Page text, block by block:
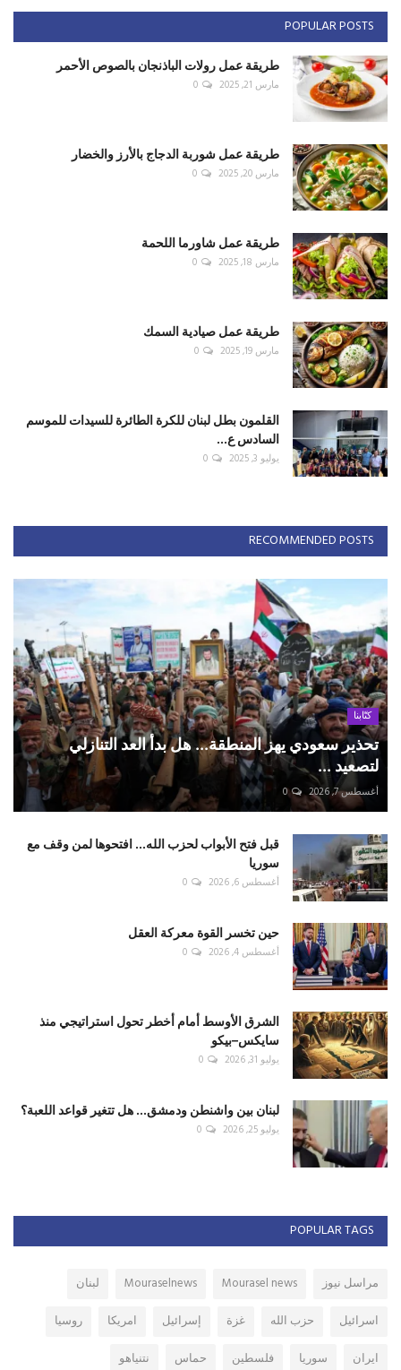
POPULAR POSTS
طريقة عمل رولات الباذنجان بالصوص الأحمر
مارس 21, 2025 0
طريقة عمل شوربة الدجاج بالأرز والخضار
مارس 20, 2025 0
طريقة عمل شاورما اللحمة
مارس 18, 2025 0
طريقة عمل صيادية السمك
مارس 19, 2025 0
القلمون بطل لبنان للكرة الطائرة للسيدات للموسم
السادس ع...
يوليو 3, 2025 0
RECOMMENDED POSTS
كتّابنا
تحذير سعودي يهز المنطقة... هل بدأ العد التنازلي
لتصعيد ...
أغسطس 7, 2026 0
قبل فتح الأبواب لحزب الله... افتحوها لمن وقف مع
سوريا
أغسطس 6, 2026 0
حين تخسر القوة معركة العقل
أغسطس 4, 2026 0
الشرق الأوسط أمام أخطر تحول استراتيجي منذ
سايكس–بيكو
يوليو 31, 2026 0
لبنان بين واشنطن ودمشق... هل تتغير قواعد اللعبة؟
يوليو 25, 2026 0
POPULAR TAGS
مراسل نيوز Mourasel news
Mouraselnews
لبنان
اسرائيل
حزب الله غزة إسرائيل امريكا
روسيا
ايران
سوريا فلسطين حماس نتنياهو